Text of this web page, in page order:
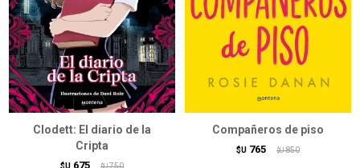
Clodett: El diario de la
Cripta
675
Compañeros de piso
$U 765 $U 850